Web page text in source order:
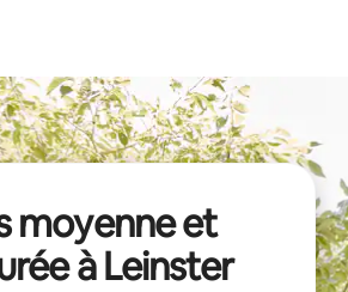
moyenne et
à Leinster